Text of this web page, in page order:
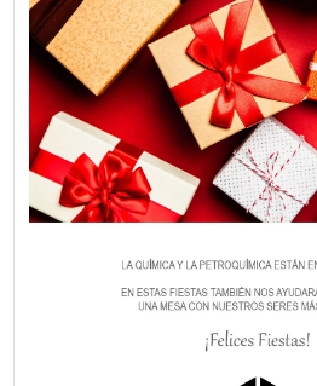
Publicado
Día del
VER MÁS